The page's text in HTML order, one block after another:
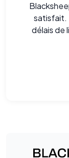
satisfait.
délais de